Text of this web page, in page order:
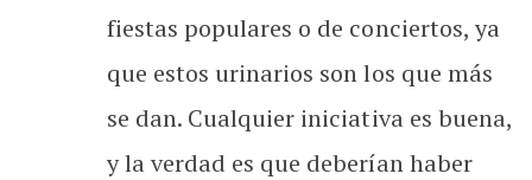
fiestas populares o de conciertos, ya
que estos urinarios son los que más
se dan. Cualquier iniciativa es buena,
y la verdad es que deberían haber